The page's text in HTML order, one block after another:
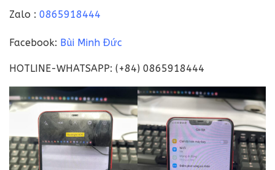
Zalo : 0865918444
Facebook: Bùi Minh Đức
HOTLINE-WHATSAPP: (+84) 0865918444